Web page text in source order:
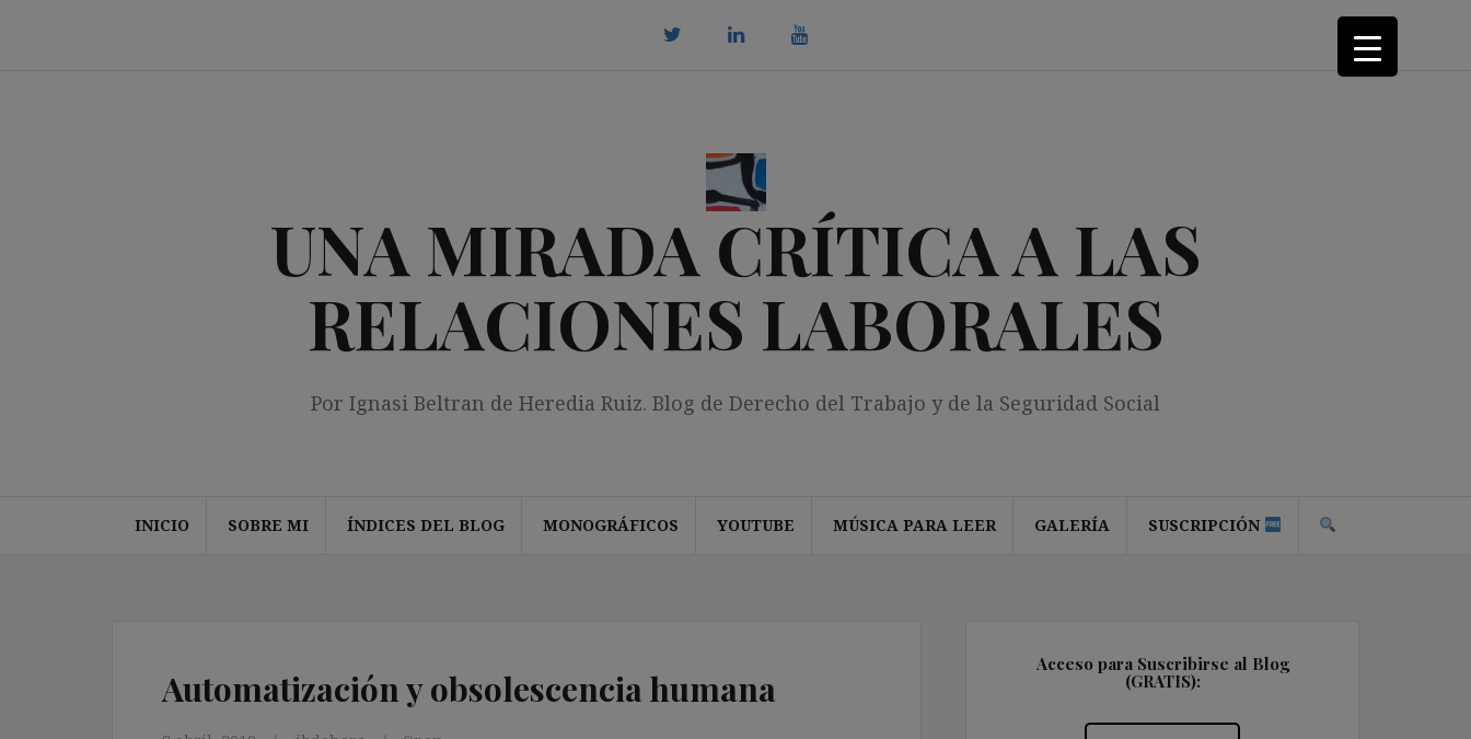
UNA MIRADA CRÍTICA A LAS
RELACIONES LABORALES
Por Ignasi Beltran de Heredia Ruiz. Blog de Derecho del Trabajo y de la Seguridad Social
INICIO SOBRE MI ÍNDICES DEL BLOG MONOGRÁFICOS YOUTUBE MÚSICA PARA LEER GALERÍA SUSCRIPCIÓN
Automatización y obsolescencia humana
Acceso para Suscribirse al Blog
(GRATIS):